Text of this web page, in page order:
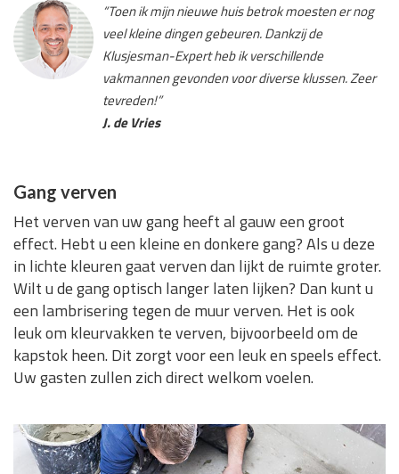
“Toen ik mijn nieuwe huis betrok moesten er nog
veel kleine dingen gebeuren. Dankzij de
Klusjesman-Expert heb ik verschillende
vakmannen gevonden voor diverse klussen. Zeer
tevreden!”
J. de Vries
Gang verven
Het verven van uw gang heeft al gauw een groot
effect. Hebt u een kleine en donkere gang? Als u deze
in lichte kleuren gaat verven dan lijkt de ruimte groter.
Wilt u de gang optisch langer laten lijken? Dan kunt u
een lambrisering tegen de muur verven. Het is ook
leuk om kleurvakken te verven, bijvoorbeeld om de
kapstok heen. Dit zorgt voor een leuk en speels effect.
Uw gasten zullen zich direct welkom voelen.